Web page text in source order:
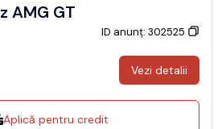
AMG GT
ID anunț: 302525
Vezi detalii
Aplică pentru credit